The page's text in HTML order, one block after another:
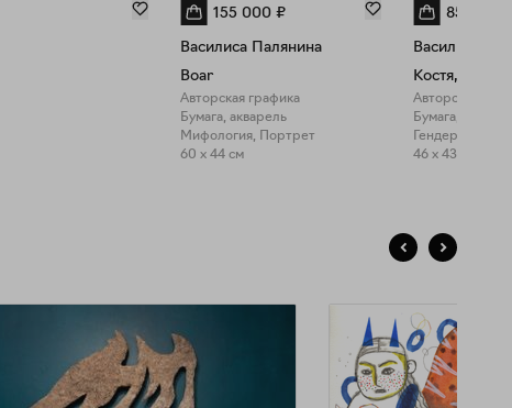
155 000 ₽
Василиса Палянина
Boar
Авторская графика
Бумага, акварель
Мифология, Портрет
60 x 44 см
85 000
Василиса
Костя, Коля,
Авторская
Бумага,
Гендер,
46 x 43 см